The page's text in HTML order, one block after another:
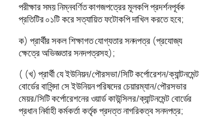
পরীক্ষার সময় নিম্নবর্ণিত কাগজপত্রের মূলকপি প্রদর্শনপূর্বক
প্রতিটির ০১টি করে সত্যায়িত ফটোকপি দাখিল করতে হবে;
ক) প্রার্থীর সকল শিক্ষাগত যোগ্যতার সনদপত্র (প্রযোজ্য
ক্ষেত্রে অভিজ্ঞতার সনদপত্রসহ);
( (খ) প্রার্থী যে ইউনিয়ন/পৌরসভা/সিটি কর্পোরেশন/ক্যান্টনমেন্ট
বোর্ডের বাসিন্দা সে ইউনিয়ন পরিষদের চেয়ারম্যান/পৌরসভার
মেয়র/সিটি কর্পোরেশনের ওয়ার্ড কাউন্সিলর/ক্যান্টনমেন্ট বোর্ডের
প্রধান নির্বাহী কর্মকর্তা কর্তৃক প্রদত্ত নাগরিকত্ব সনদপত্র;